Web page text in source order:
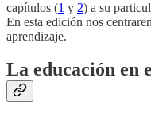
capítulos (1 y 2) a su
En esta edición nos
aprendizaje.
La educación en